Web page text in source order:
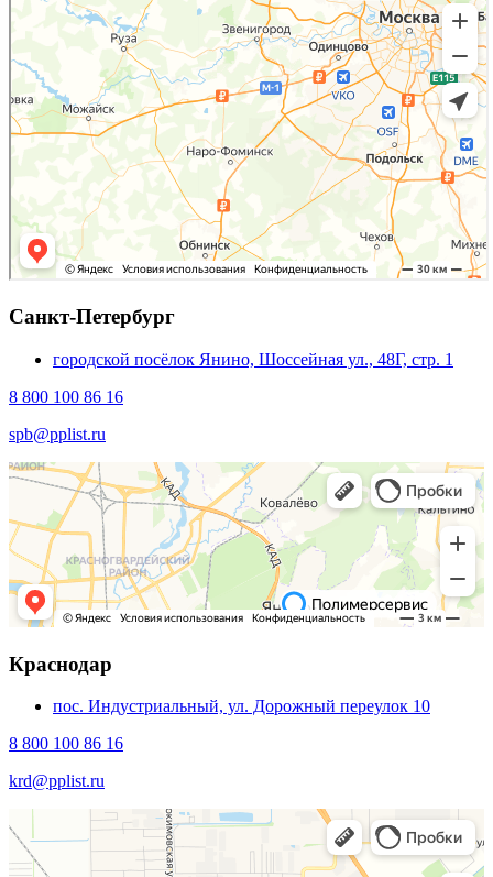
Санкт-Петербург
городской посёлок Янино, Шоссейная ул., 48Г, стр. 1
8 800 100 86 16
spb@pplist.ru
Краснодар
пос. Индустриальный, ул. Дорожный переулок 10
8 800 100 86 16
krd@pplist.ru